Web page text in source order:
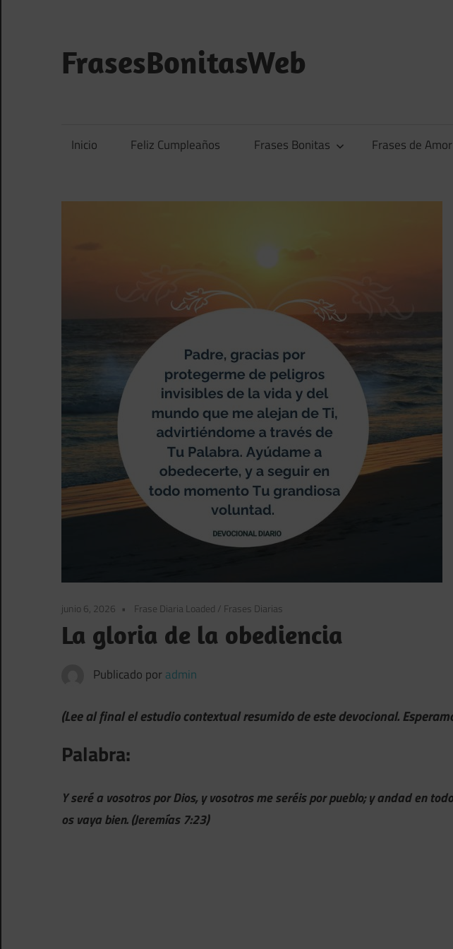
contenido
FrasesBonitasWeb
y
Inicio Feliz Cumpleaños Frases Bonitas Frases de Amor
junio 6, 2026 Frase Diaria Loaded / Frases Diarias
La gloria de la obediencia
Publicado por admin
(Lee al final el estudio contextual resumido de este devocional.
Palabra:
Y seré a vosotros por Dios, y vosotros me seréis por pueblo; y andad en
os vaya bien. (Jeremías 7:23)